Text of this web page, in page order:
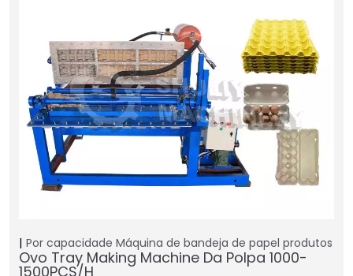
Por capacidade Máquina de bandeja de papel produtos
Ovo Tray Making Machine Da Polpa 1000-
1500PCS/H